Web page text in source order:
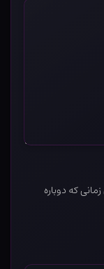
که دوباره